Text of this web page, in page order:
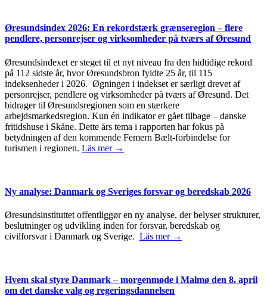
Øresundsindex 2026: En rekordstærk grænseregion – flere
pendlere, personrejser og virksomheder på tværs af Øresund
Øresundsindexet er steget til et nyt niveau fra den hidtidige rekord
på 112 sidste år, hvor Øresundsbron fyldte 25 år, til 115
indeksenheder i 2026. Øgningen i indekset er særligt drevet af
personrejser, pendlere og virksomheder på tværs af Øresund. Det
bidrager til Øresundsregionen som en stærkere
arbejdsmarkedsregion. Kun én indikator er gået tilbage – danske
fritidshuse i Skåne. Dette års tema i rapporten har fokus på
betydningen af den kommende Femern Bælt-forbindelse for
turismen i regionen. Läs mer →
Ny analyse: Danmark og Sveriges forsvar og beredskab 2026
Øresundsinstituttet offentliggør en ny analyse, der belyser strukturer,
beslutninger og udvikling inden for forsvar, beredskab og
civilforsvar i Danmark og Sverige. Läs mer →
Hvem skal styre Danmark – morgenmøde i Malmø den 8. april
om det danske valg og regeringsdannelsen